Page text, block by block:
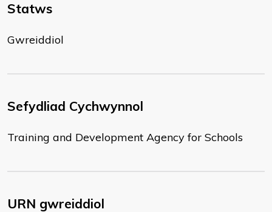
Statws
Gwreiddiol
Sefydliad Cychwynnol
Training and Development Agency for Schools
URN gwreiddiol